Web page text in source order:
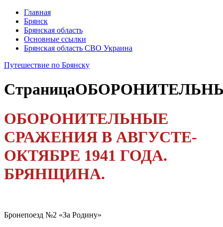
Главная
Брянск
Брянская область
Основные ссылки
Брянская область СВО Украина
Путешествие по Брянску
Страница
ОБОРОНИТЕЛЬНЫЕ
СРАЖЕНИЯ В АВГУСТЕ-
ОКТЯБРЕ 1941 ГОДА.
БРЯНЩИНА.
Бронепоезд №2 «За Родину»